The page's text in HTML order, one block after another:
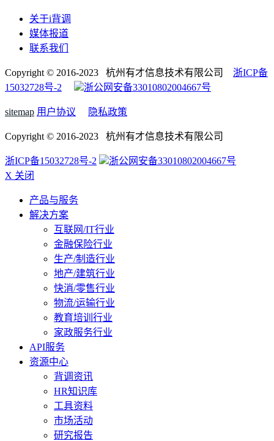
关于i背调
媒体报道
联系我们
Copyright © 2016-2023 杭州有才信息技术有限公司 浙ICP备
15032728号-2
浙公网安备33010802004667号
sitemap 用户协议 隐私政策
Copyright © 2016-2023 杭州有才信息技术有限公司
浙ICP备15032728号-2
浙公网安备33010802004667号
X 关闭
产品与服务
解决方案
互联网/IT行业
金融保险行业
生产/制造行业
地产/建筑行业
快消/零售行业
物流/运输行业
教育培训行业
家政服务行业
API服务
资源中心
背调资讯
HR知识库
工具资料
市场活动
研究报告